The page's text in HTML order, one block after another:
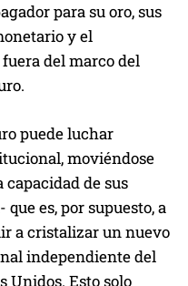
para su oro, sus
y el
del marco del
puede luchar
moviéndose
capacidad de sus
es, por supuesto, a
a cristalizar un nuevo
independiente del
Unidos. Esto solo